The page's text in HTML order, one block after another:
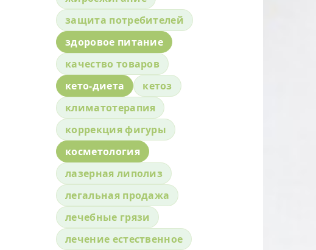
защита потребителей
здоровое питание
качество товаров
кето-диета
кетоз
климатотерапия
коррекция фигуры
косметология
лазерная липолиз
легальная продажа
лечебные грязи
лечение естественное